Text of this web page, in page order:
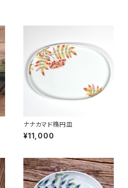
ナナカマド楕円皿
¥11,000